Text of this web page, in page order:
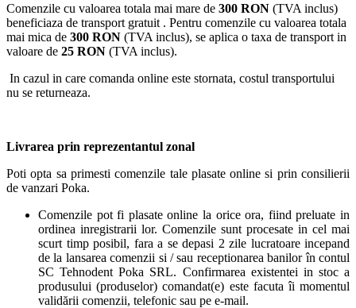
Comenzile cu valoarea totala mai mare de 300 RON (TVA inclus)
beneficiaza de transport gratuit . Pentru comenzile cu valoarea totala
mai mica de 300 RON (TVA inclus), se aplica o taxa de transport in
valoare de 25 RON (TVA inclus).
In cazul in care comanda online este stornata, costul transportului
nu se returneaza.
Livrarea prin reprezentantul zonal
Poti opta sa primesti comenzile tale plasate online si prin consilierii
de vanzari Poka.
Comenzile pot fi plasate online la orice ora, fiind preluate in
ordinea inregistrarii lor. Comenzile sunt procesate in cel mai
scurt timp posibil, fara a se depasi 2 zile lucratoare incepand
de la lansarea comenzii si / sau receptionarea banilor în contul
SC Tehnodent Poka SRL. Confirmarea existentei in stoc a
produsului (produselor) comandat(e) este facuta îi momentul
validării comenzii, telefonic sau pe e-mail.